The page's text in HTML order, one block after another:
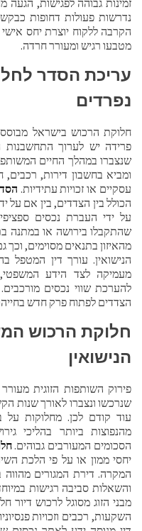
נדרשות פעולות דחופות
הקרבה ללקוח יוצרת יחס
מטבעו רגיש ומעורר חרדה.
עריכת הסדר
נפרדים
חלוקת הרכוש בישראל מבוססת
פרידה יש לערוך התחשבנות
שנצברו במהלך החיים
ומביא בחשבון דירות, רכבים,
עסקיים או זכויות עתידיות.
הכולל בין הצדדים, בין אם על
על ידי העברת נכסים
שהתקבלו בירושה או במתנה
מהאיזון בתנאים מסוימים,
הנישואין. עורך דין המטפל
מעמיקה לצד הידע
להערכת שווי נכסים
הצדדים לפתוח פרק חדש
חלוקת הרכוש
הנישואין
פירוק השותפות הזוגית
שנרכשו ונצברו לאורך שנות
עוד קודם לכן. מחלוקות על
מהנפוצות ביותר בהליכי
הסכומים המעורבים גבוהים.
יחסי ממון או על פי הלכת
המקרה. דירת המגורים
והשאלות סביבה רגישות
מבני הזוג מסוגל לרכוש דיור
השקעות, רכבים וזכויות